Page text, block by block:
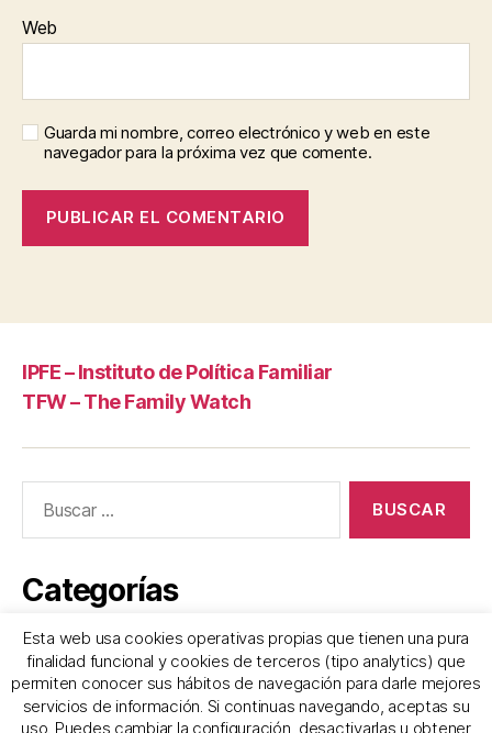
Web
Guarda mi nombre, correo electrónico y web en este
navegador para la próxima vez que comente.
IPFE – Instituto de Política Familiar
TFW – The Family Watch
Categorías
Frases
Esta web usa cookies operativas propias que tienen una pura
finalidad funcional y cookies de terceros (tipo analytics) que
permiten conocer sus hábitos de navegación para darle mejores
servicios de información. Si continuas navegando, aceptas su
uso. Puedes cambiar la configuración, desactivarlas u obtener